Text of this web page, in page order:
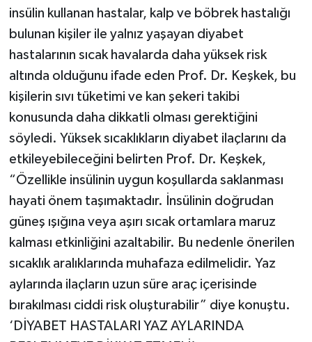
insülin kullanan hastalar, kalp ve böbrek hastalığı
bulunan kişiler ile yalnız yaşayan diyabet
hastalarının sıcak havalarda daha yüksek risk
altında olduğunu ifade eden Prof. Dr. Keşkek, bu
kişilerin sıvı tüketimi ve kan şekeri takibi
konusunda daha dikkatli olması gerektiğini
söyledi. Yüksek sıcaklıkların diyabet ilaçlarını da
etkileyebileceğini belirten Prof. Dr. Keşkek,
“Özellikle insülinin uygun koşullarda saklanması
hayati önem taşımaktadır. İnsülinin doğrudan
güneş ışığına veya aşırı sıcak ortamlara maruz
kalması etkinliğini azaltabilir. Bu nedenle önerilen
sıcaklık aralıklarında muhafaza edilmelidir. Yaz
aylarında ilaçların uzun süre araç içerisinde
bırakılması ciddi risk oluşturabilir” diye konuştu.
‘DİYABET HASTALARI YAZ AYLARINDA